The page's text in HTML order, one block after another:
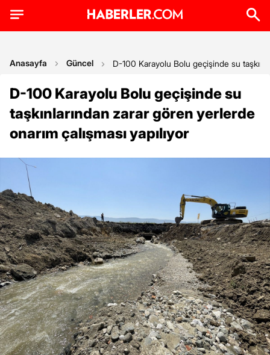
Anasayfa Güncel D-100 Karayolu Bolu geçişinde su
D-100 Karayolu Bolu geçişinde su
taşkınlarından zarar gören yerlerde
onarım çalışması yapılıyor